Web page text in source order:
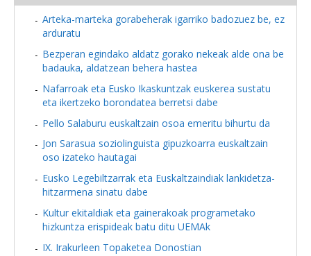
Arteka-marteka gorabeherak igarriko badozuez be, ez
arduratu
Bezperan egindako aldatz gorako nekeak alde ona be
badauka, aldatzean behera hastea
Nafarroak eta Eusko Ikaskuntzak euskerea sustatu
eta ikertzeko borondatea berretsi dabe
Pello Salaburu euskaltzain osoa emeritu bihurtu da
Jon Sarasua soziolinguista gipuzkoarra euskaltzain
oso izateko hautagai
Eusko Legebiltzarrak eta Euskaltzaindiak lankidetza-
hitzarmena sinatu dabe
Kultur ekitaldiak eta gainerakoak programetako
hizkuntza erispideak batu ditu UEMAk
IX. Irakurleen Topaketea Donostian